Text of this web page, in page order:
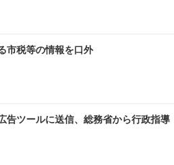
市税等の情報を口外
告ツールに送信、総務省から行政指導